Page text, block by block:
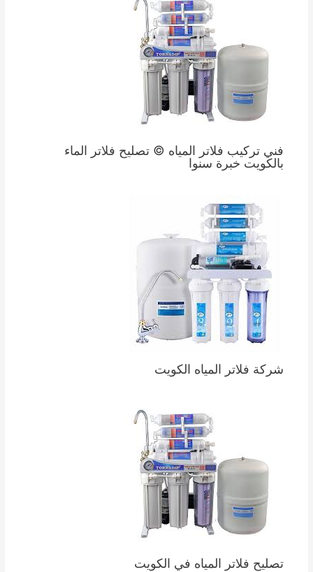
فني تركيب فلاتر المياه © تصليح فلاتر الماء
بالكويت خبرة سنوا
شركة فلاتر المياه الكويت
تصليح فلاتر المياه في الكويت